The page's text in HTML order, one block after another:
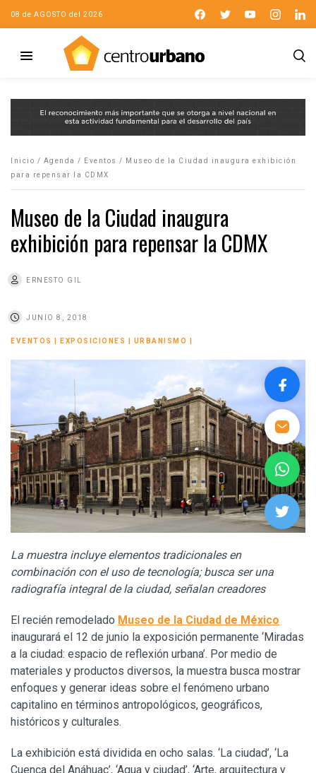
08 de AGOSTO del 2026
Inicio / Agenda / Eventos /
Museo de la Ciudad inaugura exhibición
para repensar la CDMX
Museo de la Ciudad inaugura
exhibición para repensar la CDMX
ERNESTO GIL
JUNIO 8, 2018
EVENTOS EXPOSICIONES URBANISMO
La muestra incluye elementos tradicionales en
combinación con el uso de tecnología; busca ser una
radiografía integral de la ciudad, señalan creadores
El recién remodelado Museo de la Ciudad de México
inaugurará el 12 de junio la exposición permanente ‘Miradas
a la ciudad: espacio de reflexión urbana’. Por medio de
materiales y productos diversos, la muestra busca mostrar
enfoques y generar ideas sobre el fenómeno urbano
capitalino en términos antropológicos, geográficos,
históricos y culturales.
La exhibición está dividida en ocho salas. ‘La ciudad’, ‘La
Cuenca del Anáhuac’, ‘Agua y ciudad’, ‘Arte, arquitectura y